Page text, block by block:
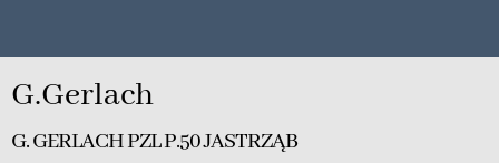
G.Gerlach
G. GERLACH PZL P.50 JASTRZĄB